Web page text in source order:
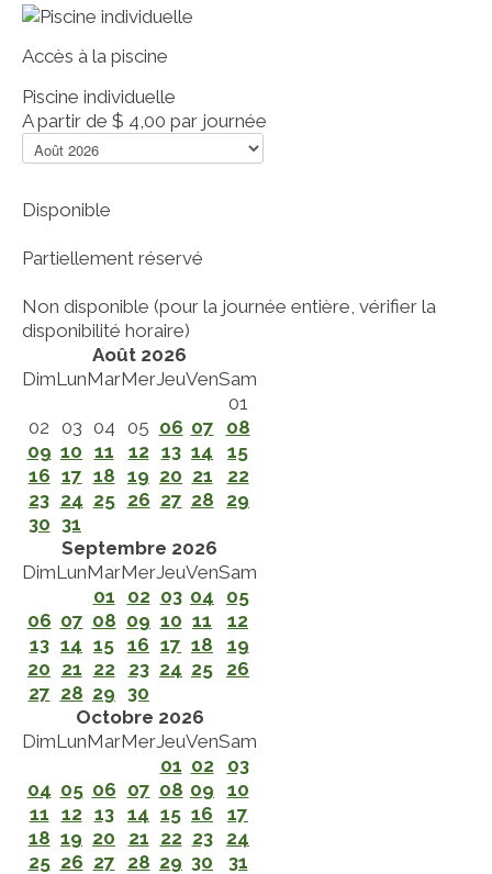
Accès à la piscine
Piscine individuelle
A partir de $ 4,00 par journée
Disponible
Partiellement réservé
Non disponible (pour la journée entière, vérifier la
disponibilité horaire)
Août 2026
DimLunMarMerJeuVenSam
01
02 03 04 05 06 07
08
09 10 11 12 13 14
15
16 17 18 19 20 21
22
23 24 25 26 27 28
29
30 31
Septembre 2026
DimLunMarMerJeuVenSam
01
02 03 04
05
06 07 08 09 10 11
12
13 14 15 16 17 18
19
20 21 22 23 24 25
26
27 28 29 30
Octobre 2026
DimLunMarMerJeuVenSam
01 02
03
04 05 06 07 08 09
10
11 12 13 14 15 16
17
18 19 20 21 22 23
24
25 26 27 28 29 30 31